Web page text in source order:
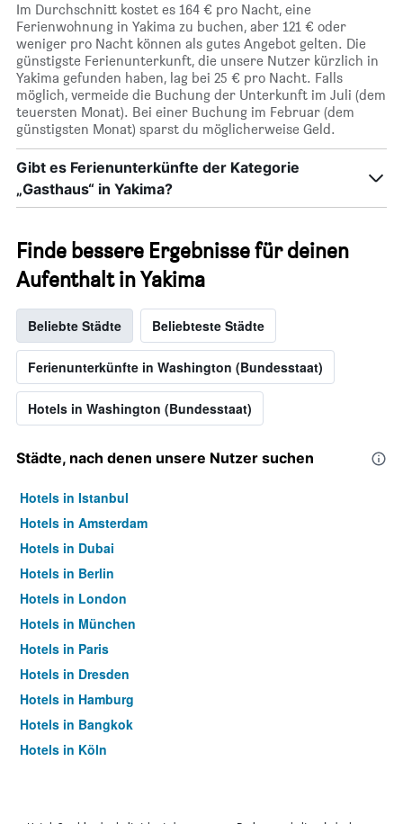
Im Durchschnitt kostet es 164 € pro Nacht, eine
Ferienwohnung in Yakima zu buchen, aber 121 € oder
weniger pro Nacht können als gutes Angebot gelten. Die
günstigste Ferienunterkunft, die unsere Nutzer kürzlich in
Yakima gefunden haben, lag bei 25 € pro Nacht. Falls
möglich, vermeide die Buchung der Unterkunft im Juli (dem
teuersten Monat). Bei einer Buchung im Februar (dem
günstigsten Monat) sparst du möglicherweise Geld.
Gibt es Ferienunterkünfte der Kategorie
„Gasthaus“ in Yakima?
Finde bessere Ergebnisse für deinen
Aufenthalt in Yakima
Beliebte Städte Beliebteste Städte
Ferienunterkünfte in Washington (Bundesstaat)
Hotels in Washington (Bundesstaat)
Städte, nach denen unsere Nutzer suchen
Hotels in Istanbul
Hotels in Amsterdam
Hotels in Dubai
Hotels in Berlin
Hotels in London
Hotels in München
Hotels in Paris
Hotels in Dresden
Hotels in Hamburg
Hotels in Bangkok
Hotels in Köln